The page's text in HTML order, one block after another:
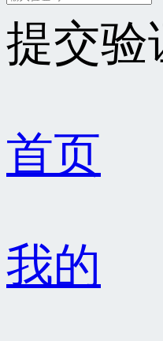
提交验
首页
我的